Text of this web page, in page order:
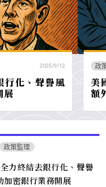
2025/9/12
行化、聲譽風
展
政
美
額
政策監理
力終結去銀行化、聲譽
加密銀行業務開展